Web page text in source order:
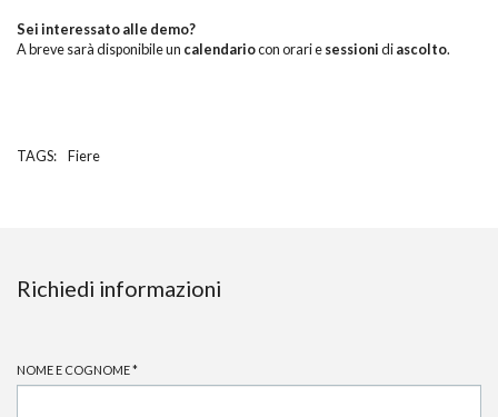
Sei interessato alle demo?
A breve sarà disponibile un calendariocon orari e sessioni di ascolto.
TAGS: Fiere
Richiedi informazioni
NOME E COGNOME*